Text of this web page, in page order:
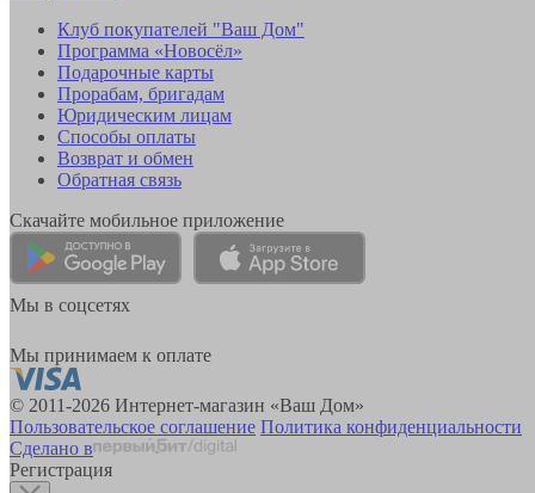
Клуб покупателей "Ваш Дом"
Программа «Новосёл»
Подарочные карты
Прорабам, бригадам
Юридическим лицам
Способы оплаты
Возврат и обмен
Обратная связь
Скачайте мобильное приложение
Мы в соцсетях
Мы принимаем к оплате
© 2011-2026 Интернет-магазин «Ваш Дом»
Пользовательское соглашение Политика конфиденциальности
Сделано в
Регистрация